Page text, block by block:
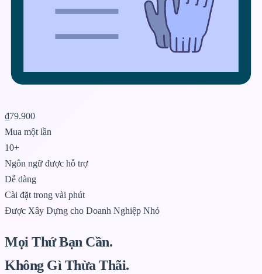
₫79.900
Mua một lần
10+
Ngôn ngữ được hỗ trợ
Dễ dàng
Cài đặt trong vài phút
Được Xây Dựng cho Doanh Nghiệp Nhỏ
Mọi Thứ Bạn Cần.
Không Gì Thừa Thãi.